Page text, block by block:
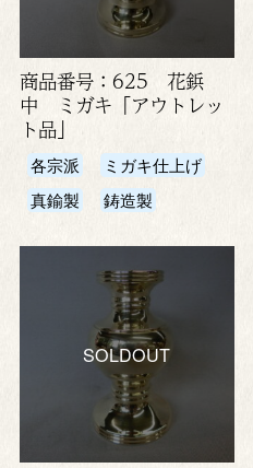
商品番号：625 花鋲
中 ミガキ「アウトレッ
ト品」
各宗派
ミガキ仕上げ
真鍮製
鋳造製
SOLDOUT